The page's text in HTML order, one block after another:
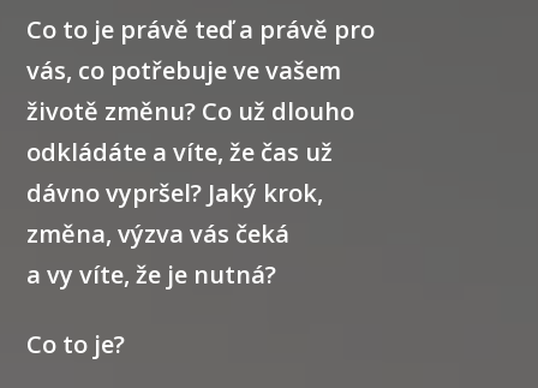
Co to je právě teď a právě pro
vás, co potřebujeve vašem
životě změnu? Co už dlouho
odkládáte a víte, že čas už
dávno vypršel? Jaký krok,
změna, výzva vás čeká
a vy víte, že je nutná?
Co to je?